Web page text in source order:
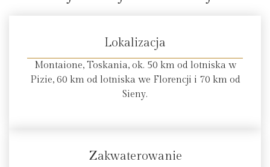
Lokalizacja
Montaione, Toskania, ok. 50 km od lotniska w
Pizie, 60 km od lotniska we Florencji i 70 km od
Sieny.
Zakwaterowanie